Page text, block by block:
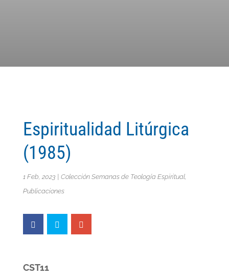
Espiritualidad Litúrgica
(1985)
1 Feb, 2023 Colección Semanas de Teología Espiritual,
Publicaciones
CST11